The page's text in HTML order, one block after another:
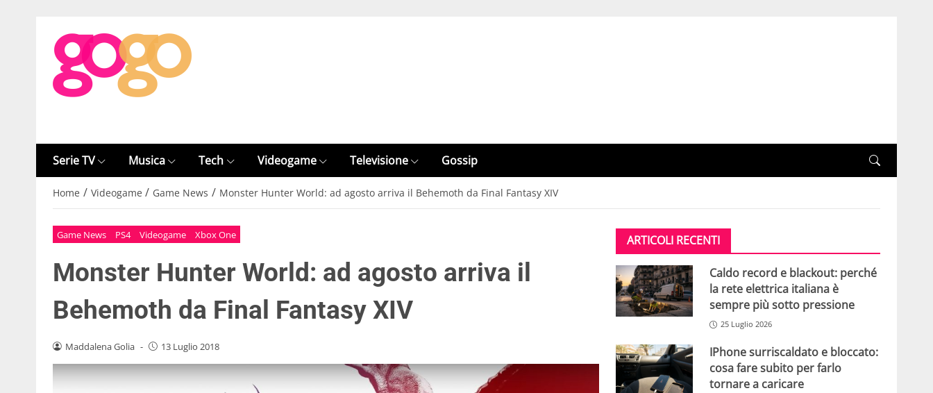
Serie TV Musica Tech Videogame Televisione Gossip
Home / Videogame / Game News / Monster Hunter World: ad agosto arriva il Behemoth da Final Fantasy XIV
Game News PS4 Videogame Xbox One
Monster Hunter World: ad agosto arriva il
Behemoth da Final Fantasy XIV
Maddalena Golia - 13 Luglio 2018
ARTICOLI RECENTI
Caldo record e blackout: perché
la rete elettrica italiana è
sempre più sotto pressione
25 Luglio 2026
IPhone surriscaldato e bloccato:
cosa fare subito per farlo
tornare a caricare